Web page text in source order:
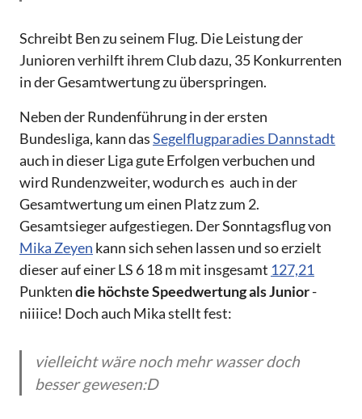
Schreibt Ben zu seinem Flug. Die Leistung der
Junioren verhilft ihrem Club dazu, 35 Konkurrenten
in der Gesamtwertung zu überspringen.
Neben der Rundenführung in der ersten
Bundesliga, kann dasSegelflugparadies Dannstadt
auch in dieser Liga gute Erfolgen verbuchen und
wird Rundenzweiter, wodurch es auch in der
Gesamtwertung um einen Platz zum 2.
Gesamtsieger aufgestiegen. Der Sonntagsflug von
Mika Zeyen kann sich sehen lassen und so erzielt
dieser auf einer LS 6 18 m mit insgesamt 127,21
Punktendie höchste Speedwertung als Junior-
niiiice! Doch auch Mika stellt fest:
vielleicht wäre noch mehr wasser doch
besser gewesen:D